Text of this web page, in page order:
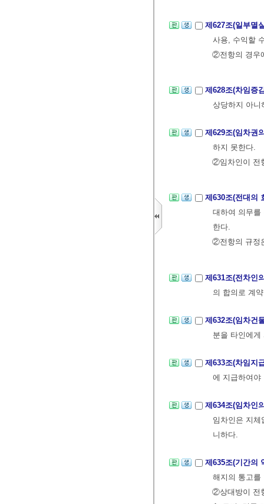
제627조(일부멸
사용, 수익할
②전항의 경우
제628조(차임증
상당하지 아니
제629조(임차권
하지 못한다.
②임차인이 전
제630조(전대의
대하여 의무를
한다.
②전항의 규정
제631조(전차인
의 합의로 계
제632조(임차건
분을 타인에
제633조(차임지
에 지급하여야
제634조(임차인
임차인은 지
니하다.
제635조(기간의
해지의 통고를
②상대방이 전